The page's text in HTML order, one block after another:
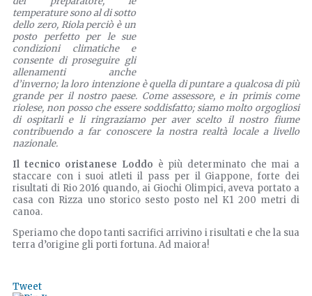
temperature sono al di sotto
dello zero, Riola perciò è un
posto perfetto per le sue
condizioni climatiche e
consente di proseguire gli
allenamenti anche
d’inverno; la loro intenzione è quella di puntare a qualcosa di più
grande per il nostro paese. Come assessore, e in primis come
riolese, non posso che essere soddisfatto; siamo molto orgogliosi
di ospitarli e li ringraziamo per aver scelto il nostro fiume
contribuendo a far conoscere la nostra realtà locale a livello
nazionale.
Il tecnico oristanese Loddo è più determinato che mai a
staccare con i suoi atleti il pass per il Giappone, forte dei
risultati di Rio 2016 quando, ai Giochi Olimpici, aveva portato a
casa con Rizza uno storico sesto posto nel K1 200 metri di
canoa.
Speriamo che dopo tanti sacrifici arrivino i risultati e che la sua
terra d’origine gli porti fortuna. Ad maiora!
Tweet